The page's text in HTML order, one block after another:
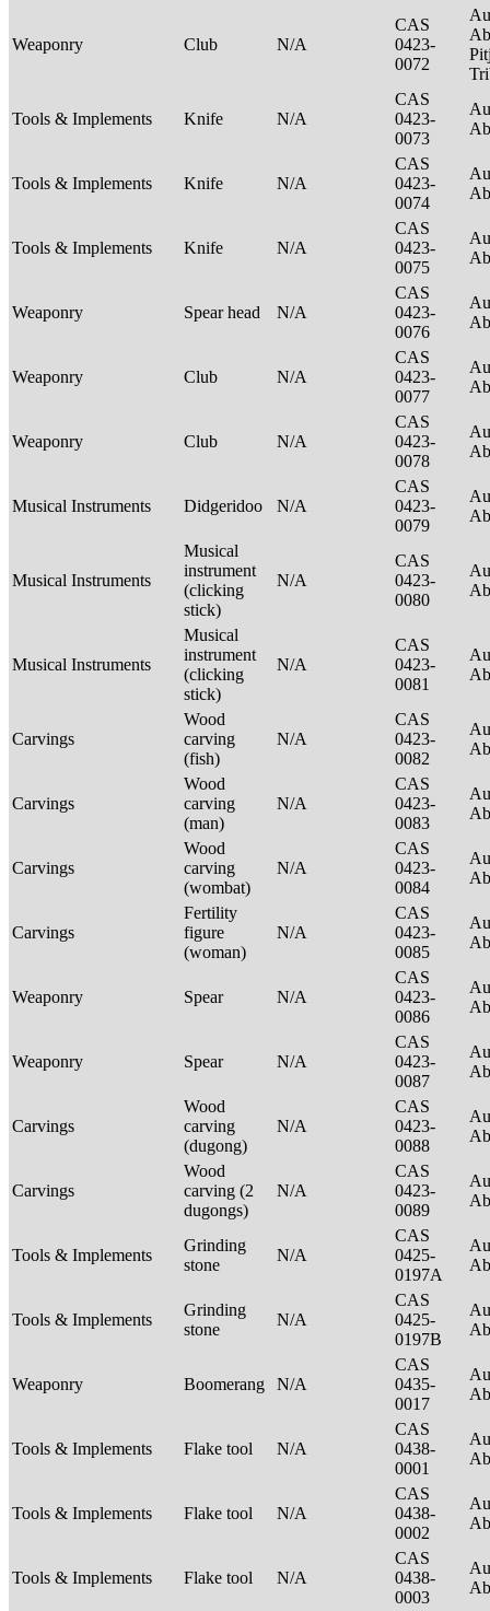
Weaponry Club N/A
CAS
0423-
0072
Tools & Implements Knife N/A
CAS
0423-
0073
Tools & Implements Knife N/A
CAS
0423-
0074
Tools & Implements Knife N/A
CAS
0423-
0075
Weaponry Spear head N/A
CAS
0423-
0076
Weaponry Club N/A
CAS
0423-
0077
Weaponry Club N/A
CAS
0423-
0078
Musical Instruments Didgeridoo N/A
CAS
0423-
0079
Musical Instruments
Musical
instrument
(clicking
stick)
N/A
CAS
0423-
0080
Musical Instruments
Musical
instrument
(clicking
stick)
N/A
CAS
0423-
0081
Carvings
Wood
carving
(fish)
N/A
CAS
0423-
0082
Carvings
Wood
carving
(man)
N/A
CAS
0423-
0083
Carvings
Wood
carving
(wombat)
N/A
CAS
0423-
0084
Carvings
Fertility
figure
(woman)
N/A
CAS
0423-
0085
Weaponry Spear N/A
CAS
0423-
0086
Weaponry Spear N/A
CAS
0423-
0087
Carvings
Wood
carving
(dugong)
N/A
CAS
0423-
0088
Carvings
Wood
carving (2
dugongs)
N/A
CAS
0423-
0089
Tools & Implements
Grinding
stone
N/A
CAS
0425-
0197A
Tools & Implements
Grinding
stone
N/A
CAS
0425-
0197B
Weaponry Boomerang N/A
CAS
0435-
0017
Tools & Implements Flake tool N/A
CAS
0438-
0001
Tools & Implements Flake tool N/A
CAS
0438-
0002
Tools & Implements Flake tool N/A
CAS
0438-
0003